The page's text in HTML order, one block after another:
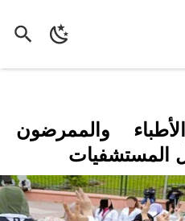
والممرضون
المستشفيات